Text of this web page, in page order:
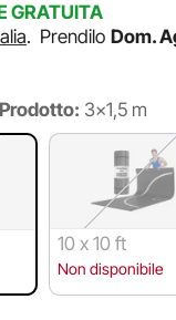
GRATUITA
. Prendilo Dom.
3x1,5 m
10 x 10 ft
Non disponibile